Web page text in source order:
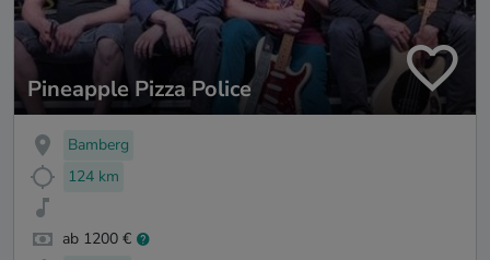
Pineapple Pizza Police
Bamberg
124 km
ab 1200 €